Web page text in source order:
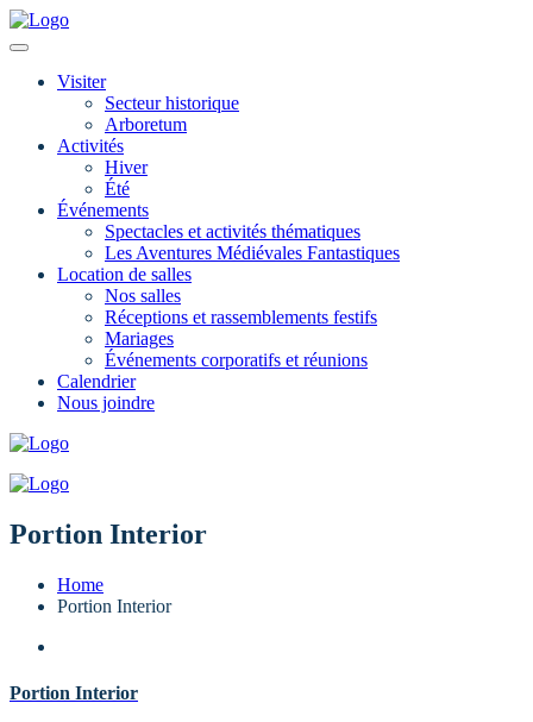
Visiter
Secteur historique
Arboretum
Activités
Hiver
Été
Événements
Spectacles et activités thématiques
Les Aventures Médiévales Fantastiques
Location de salles
Nos salles
Réceptions et rassemblements festifs
Mariages
Événements corporatifs et réunions
Calendrier
Nous joindre
Portion Interior
Home
Portion Interior
Portion Interior